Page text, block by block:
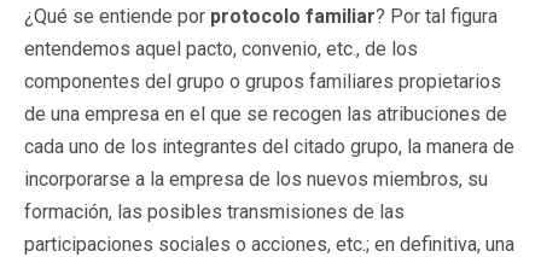
¿Qué se entiende por protocolo familiar? Por tal figura
entendemos aquel pacto, convenio, etc., de los
componentes del grupo o grupos familiares propietarios
de una empresa en el que se recogen las atribuciones de
cada uno de los integrantes del citado grupo, la manera de
incorporarse a la empresa de los nuevos miembros, su
formación, las posibles transmisiones de las
participaciones sociales o acciones, etc.; en definitiva, una